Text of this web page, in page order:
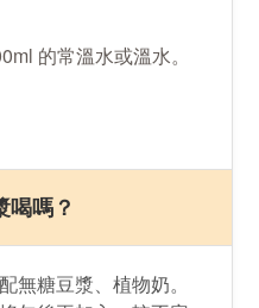
的​常溫水​或​溫水。​
喝嗎？
無糖​豆漿、​植物奶。
立即購買